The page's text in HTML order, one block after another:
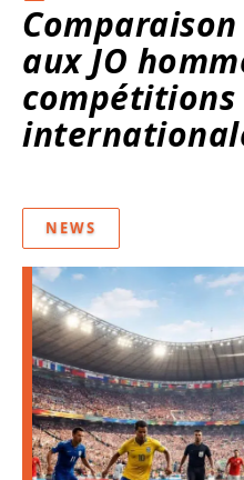
aux JO
compétitions
NEWS